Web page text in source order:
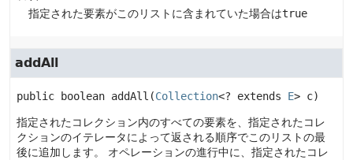
指定された要素がこのリストに含まれていた場合はtrue
addAll
public boolean addAll (Collection<? extends E> c)
指定されたコレクション内のすべての要素を、指定されたコレ
クションのイテレータによって返される順序でこのリストの最
後に追加します。
オペレーションの進行中に、指定されたコレ